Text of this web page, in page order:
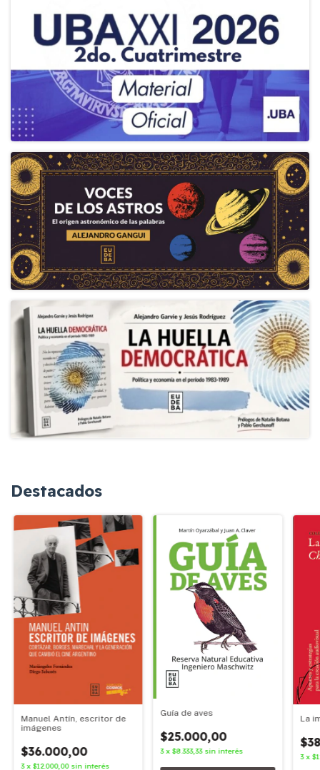
Destacados
Manuel Antín, escritor de
imágenes
$36.000,00
3 x $12.000,00 sin interés
Guía de aves
$25.000,00
3 x$8.333,33 sin interés
La
3 x